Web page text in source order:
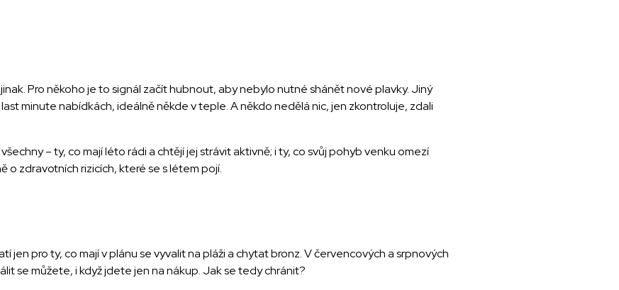
Pro někoho je to signál začít hubnout, aby nebylo nutné shánět nové plavky. Jiný
minute nabídkách, ideálně někde v teple. A někdo nedělá nic, jen zkontroluje, zdali
– ty, co mají léto rádi a chtějí jej strávit aktivně; i ty, co svůj pohyb venku omezí
o zdravotních rizicích, které se s létem pojí.
jen pro ty, co mají v plánu se vyvalit na pláži a chytat bronz. V červencových a srpnových
se můžete, i když jdete jen na nákup. Jak se tedy chránit?